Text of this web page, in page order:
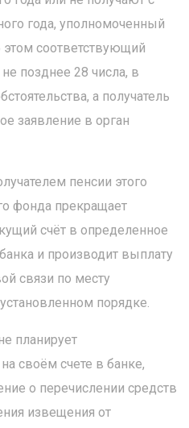
года, уполномоченный
соответствующий
позднее 28 числа, в
а получатель
заявление в орган
пенсии этого
фонда прекращает
счёт в определенное
и производит выплату
связи по месту
порядке.
планирует
своём счете в банке,
о перечислении средств
извещения от